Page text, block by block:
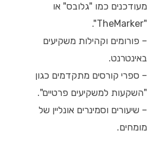
מעודכנים כמו "גלובס" או
"TheMarker".
– פורומים וקהילות משקיעים
באינטרנט.
– ספרי קורסים מתקדמים כגון
"השקעות למשקיעים פרטיים".
– שיעורים וסמינרים אונליין של
מומחים.